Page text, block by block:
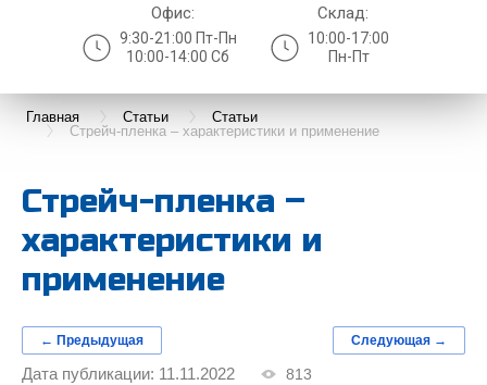
Офис:
9:30-21:00 Пт-Пн
10:00-14:00 Сб
Склад:
10:00-17:00
Пн-Пт
Главная Статьи
Статьи
Стрейч-пленка – характеристики и применение
Стрейч-пленка –
характеристики и
применение
← Предыдущая Следующая →
Дата публикации: 11.11.2022 813